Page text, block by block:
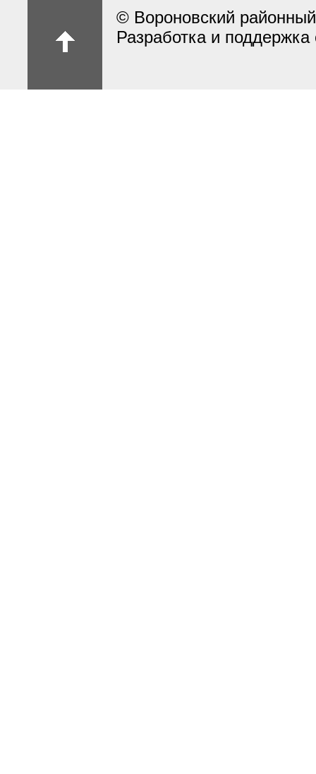
© Вороновский
Разработка и поддержка